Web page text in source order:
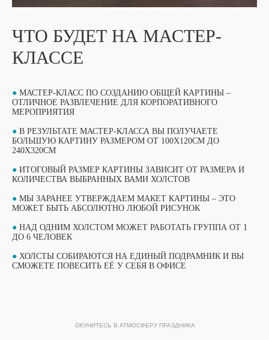
ЧТО БУДЕТ НА МАСТЕР-
КЛАССЕ
● МАСТЕР-КЛАСС ПО СОЗДАНИЮ ОБЩЕЙ КАРТИНЫ –
ОТЛИЧНОЕ РАЗВЛЕЧЕНИЕ ДЛЯ КОРПОРАТИВНОГО
МЕРОПРИЯТИЯ
● В РЕЗУЛЬТАТЕ МАСТЕР-КЛАССА ВЫ ПОЛУЧАЕТЕ
БОЛЬШУЮ КАРТИНУ РАЗМЕРОМ ОТ 100Х120СМ ДО
240Х320СМ
● ИТОГОВЫЙ РАЗМЕР КАРТИНЫ ЗАВИСИТ ОТ РАЗМЕРА И
КОЛИЧЕСТВА ВЫБРАННЫХ ВАМИ ХОЛСТОВ
● МЫ ЗАРАНЕЕ УТВЕРЖДАЕМ МАКЕТ КАРТИНЫ – ЭТО
МОЖЕТ БЫТЬ АБСОЛЮТНО ЛЮБОЙ РИСУНОК
● НАД ОДНИМ ХОЛСТОМ МОЖЕТ РАБОТАТЬ ГРУППА ОТ 1
ДО 6 ЧЕЛОВЕК
● ХОЛСТЫ СОБИРАЮТСЯ НА ЕДИНЫЙ ПОДРАМНИК И ВЫ
СМОЖЕТЕ ПОВЕСИТЬ ЕЁ У СЕБЯ В ОФИСЕ
ОКУНИТЕСЬ В АТМОСФЕРУ ПРАЗДНИКА
ФОРМАТЫ ПРОВЕДЕНИЯ
ВЫБЕРИТЕ СВОЙ МАСТЕР-КЛАСС
МАСТЕР-КЛАССА